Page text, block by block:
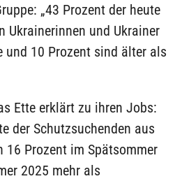
„43 Prozent der heute
Ukrainerinnen und Ukrainer
und 10 Prozent sind älter als
Ette erklärt zu ihren Jobs:
der Schutzsuchenden aus
16 Prozent im Spätsommer
2025 mehr als